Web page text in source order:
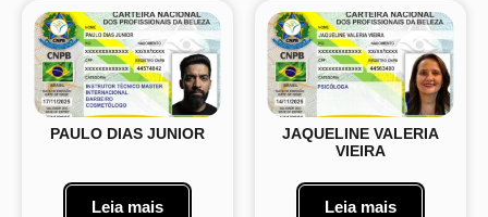
PAULO DIAS JUNIOR
Leia mais
JAQUELINE VALERIA
VIEIRA
Leia mais